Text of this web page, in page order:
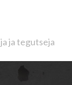
ja tegutseja